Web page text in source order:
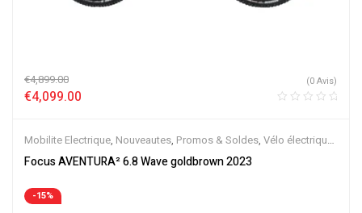
€4,899.00
€4,099.00
(0 Avis)
Mobilite Electrique, Nouveautes, Promos & Soldes, Vélo électrique
ville,Velos Electriques,VTC Electrique
Focus AVENTURA² 6.8 Wave goldbrown 2023
-15%